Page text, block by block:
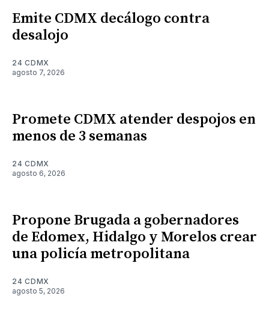
Emite CDMX decálogo contra
desalojo
24 CDMX
agosto 7, 2026
Promete CDMX atender despojos en
menos de 3 semanas
24 CDMX
agosto 6, 2026
Propone Brugada a gobernadores
de Edomex, Hidalgo y Morelos crear
una policía metropolitana
24 CDMX
agosto 5, 2026